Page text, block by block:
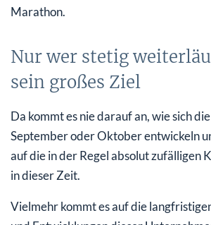
Marathon.
Nur wer stetig
sein großes Ziel
Da kommt es nie darauf an, wie sich
September oder Oktober entwickeln
auf die in der Regel absolut zufälligen
in dieser Zeit.
Vielmehr kommt es auf die